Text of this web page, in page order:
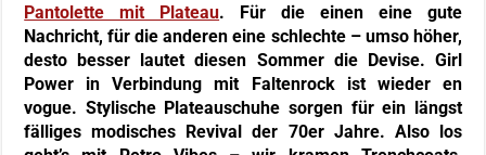
Pantolette mit Plateau. Für die einen eine gute
Nachricht, für die anderen eine schlechte – umso höher,
desto besser lautet diesen Sommer die Devise. Girl
Power in Verbindung mit Faltenrock ist wieder en
vogue. Stylische Plateauschuhe sorgen für ein längst
fälliges modisches Revival der 70er Jahre. Also los